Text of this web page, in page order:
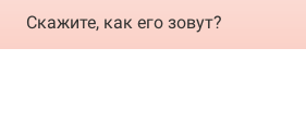
Скажите, как его зовут?